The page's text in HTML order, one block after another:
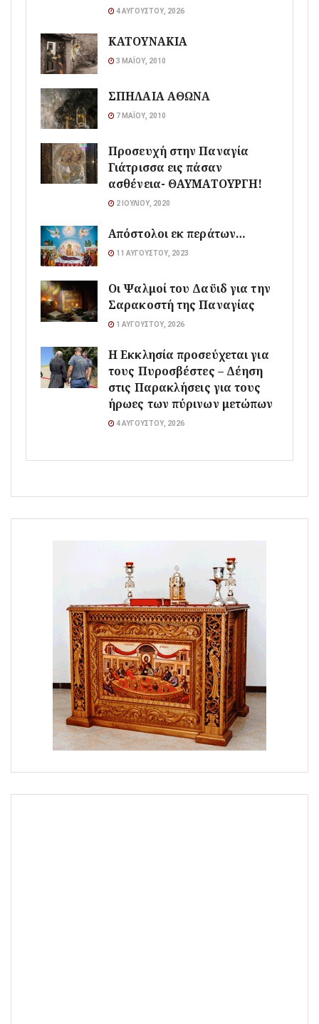
4 ΑΥΓΟΎΣΤΟΥ, 2026
ΚΑΤΟΥΝΑΚΙΑ
3 ΜΑΪ́ΟΥ, 2010
ΣΠΗΛΑΙΑ ΑΘΩΝΑ
7 ΜΑΪ́ΟΥ, 2010
Προσευχή στην Παναγία
Γιάτρισσα εις πάσαν
ασθένεια- ΘΑΥΜΑΤΟΥΡΓΗ!
2 ΙΟΥΛΊΟΥ, 2020
Απόστολοι εκ περάτων…
11 ΑΥΓΟΎΣΤΟΥ, 2023
Οι Ψαλμοί του Δαϋιδ για την
Σαρακοστή της Παναγίας
1 ΑΥΓΟΎΣΤΟΥ, 2026
Η Εκκλησία προσεύχεται για
τους Πυροσβέστες – Δέηση
στις Παρακλήσεις για τους
ήρωες των πύρινων μετώπων
4 ΑΥΓΟΎΣΤΟΥ, 2026